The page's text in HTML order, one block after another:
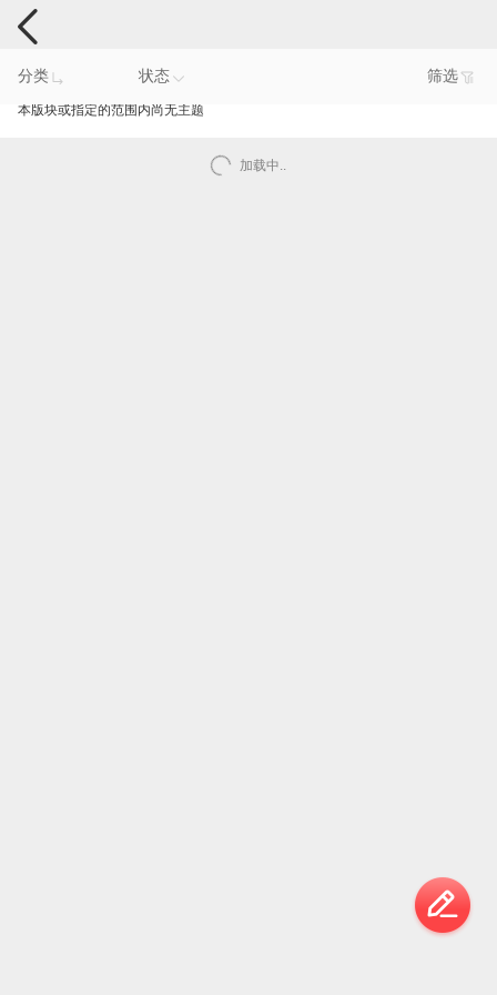
电脑反馈
分类 状态 筛选
本版块或指定的范围内尚无主题
加载中..